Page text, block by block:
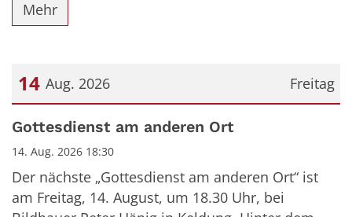
Mehr
Freitag
14 Aug. 2026
Datum: 14. August 2026
Gottesdienst am anderen Ort
14. Aug. 2026 18:30
Der nächste „Gottesdienst am anderen Ort“ ist
am Freitag, 14. August, um 18.30 Uhr, bei